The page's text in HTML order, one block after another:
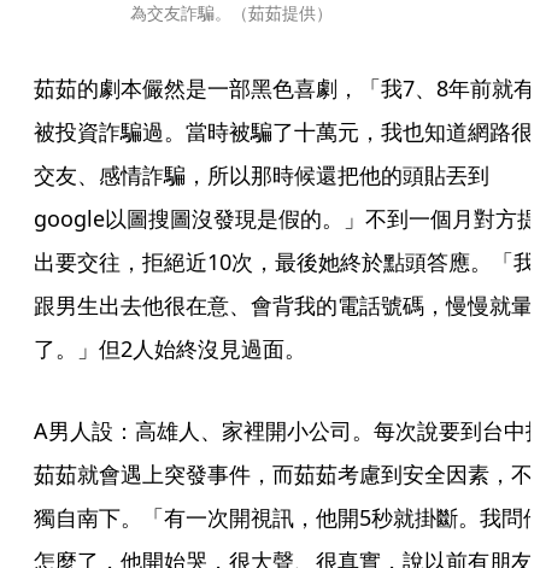
為交友詐騙。（茹茹提供）
茹茹的劇本儼然是一部黑色喜劇，「我7、8年前就有
被投資詐騙過。當時被騙了十萬元，我也知道網路很
交友、感情詐騙，所以那時候還把他的頭貼丟到
google以圖搜圖沒發現是假的。」不到一個月對方提
出要交往，拒絕近10次，最後她終於點頭答應。「我
跟男生出去他很在意、會背我的電話號碼，慢慢就暈
了。」但2人始終沒見過面。
A男人設：高雄人、家裡開小公司。每次說要到台中
茹茹就會遇上突發事件，而茹茹考慮到安全因素，不
獨自南下。「有一次開視訊，他開5秒就掛斷。我問
怎麼了，他開始哭，很大聲、很真實，說以前有朋友